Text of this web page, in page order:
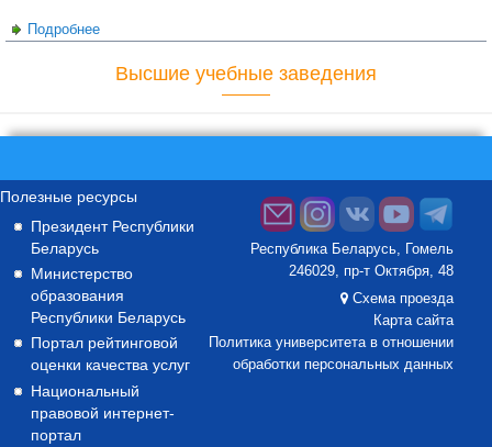
Подробнее
Высшие учебные заведения
Полезные ресурсы
Президент Республики
Беларусь
Министерство
образования
Республики Беларусь
Портал рейтинговой
оценки качества услуг
Национальный
правовой интернет-
портал
Республика Беларусь, Гомель
246029, пр-т Октября, 48
Схема проезда
Карта сайта
Политика университета в отношении
обработки персональных данных